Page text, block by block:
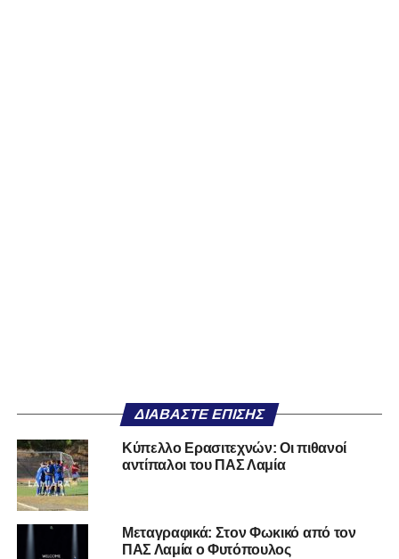
ΔΙΑΒΆΣΤΕ ΕΠΊΣΗΣ
Κύπελλο Ερασιτεχνών: Οι πιθανοί
αντίπαλοι του ΠΑΣ Λαμία
Μεταγραφικά: Στον Φωκικό από τον
ΠΑΣ Λαμία ο Φυτόπουλος